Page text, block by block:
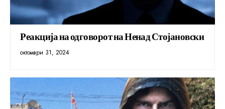
Реакција на одговорот на Ненад Стојановски
октомври 31, 2024